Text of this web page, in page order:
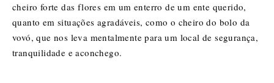
cheiro forte das flores em um enterro de um ente querido,
quanto em situações agradáveis, como o cheiro do bolo da
vovó, que nos leva mentalmente para um local de segurança,
tranquilidade e aconchego.